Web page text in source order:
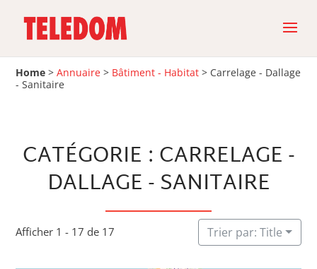
Home >Annuaire > Bâtiment - Habitat > Carrelage - Dallage
- Sanitaire
CATÉGORIE : CARRELAGE -
DALLAGE - SANITAIRE
Afficher 1 - 17 de 17 Trier par: Title